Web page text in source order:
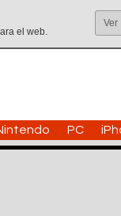
el web.
Ver
PC